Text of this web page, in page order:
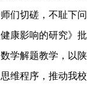
们切磋，不耻下问
康影响的研究》
学解题教学，以
维程序，推动我校